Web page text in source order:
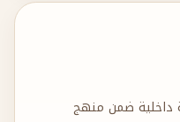
داخلية ضمن منهج